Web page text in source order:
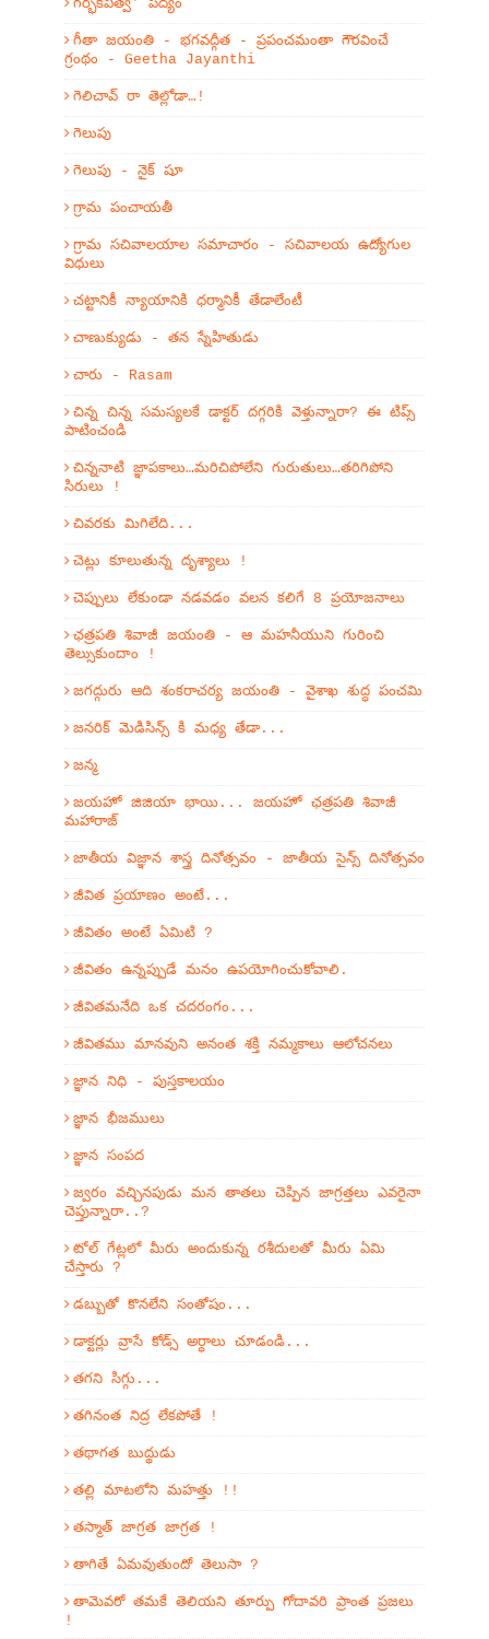
గర్భకవిత్వ' పద్యం
గీతా జయంతి - భగవద్గీత - ప్రపంచమంతా గౌరవించే
గ్రంథం - Geetha Jayanthi
గెలిచావ్ రా తెల్లోడా…!
గెలుపు
గెలుపు - నైక్ షూ
గ్రామ పంచాయతీ
గ్రామ సచివాలయాల సమాచారం - సచివాలయ ఉద్యోగుల
విధులు
చట్టానికీ న్యాయానికి ధర్మానికీ తేడాలేంటీ
చాణుక్యుడు - తన స్నేహితుడు
చారు - Rasam
చిన్న చిన్న సమస్యలకే డాక్టర్ దగ్గరికి వెళ్తున్నారా? ఈ టిప్స్
పాటించండి
చిన్ననాటి జ్ఞాపకాలు…మరిచిపోలేని గురుతులు…తరిగిపోని
సిరులు !
చివరకు మిగిలేది...
చెట్లు కూలుతున్న దృశ్యాలు !
చెప్పులు లేకుండా నడవడం వలన కలిగే 8 ప్రయోజనాలు
ఛత్రపతి శివాజీ జయంతి - ఆ మహనీయుని గురించి
తెల్సుకుందాం !
జగద్గురు ఆది శంకరాచర్య జయంతి - వైశాఖ శుద్ధ పంచమి
జనరిక్ మెడిసిన్స్ కి మధ్య తేడా...
జన్మ
జయహో జిజియా భాయి... జయహో ఛత్రపతి శివాజీ
మహారాజ్
జాతీయ విజ్ఞాన శాస్త్ర దినోత్సవం - జాతీయ సైన్స్ దినోత్సవం
జీవిత ప్రయాణం అంటే...
జీవితం అంటే ఏమిటి ?
జీవితం ఉన్నప్పుడే మనం ఉపయోగించుకోవాలి.
జీవితమనేది ఒక చదరంగం...
జీవితము మానవుని అనంత శక్తి నమ్మకాలు ఆలోచనలు
జ్ఞాన నిధి - పుస్తకాలయం
జ్ఞాన భీజములు
జ్ఞాన సంపద
జ్వరం వచ్చినపుడు మన తాతలు చెప్పిన జాగ్రత్తలు ఎవరైనా
చెప్తున్నారా..?
టోల్ గేట్లలో మీరు అందుకున్న రశీదులతో మీరు ఏమి
చేస్తారు ?
డబ్బుతో కొనలేని సంతోషం...
డాక్టర్లు వ్రాసే కోడ్స్ అర్ధాలు చూడండి...
తగని సిగ్గు...
తగినంత నిద్ర లేకపోతే !
తథాగత బుద్థుడు
తల్లి మాటలోని మహత్తు !!
తస్మాత్ జాగ్రత జాగ్రత !
తాగితే ఏమవుతుందో తెలుసా ?
తామెవరో తమకే తెలియని తూర్పు గోదావరి ప్రాంత ప్రజలు
!